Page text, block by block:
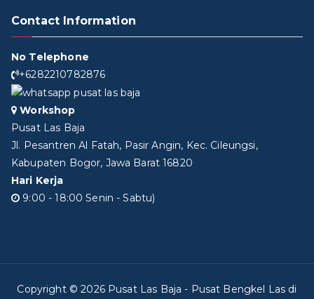
Contact Information
No Telephone
+6282210782876
Workshop
Pusat Las Baja
Jl. Pesantren Al Fatah, Pasir Angin, Kec. Cileungsi,
Kabupaten Bogor, Jawa Barat 16820
Hari Kerja
9:00 - 18:00 Senin - Sabtu)
Copyright © 2026 Pusat Las Baja - Pusat Bengkel Las di